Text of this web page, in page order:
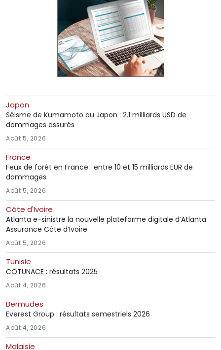
Japon
Séisme de Kumamoto au Japon : 2.1 milliards USD de
dommages assurés
Août 5, 2026
France
Feux de forêt en France : entre 10 et 15 milliards EUR de
dommages
Août 5, 2026
Côte d'Ivoire
Atlanta e-sinistre la nouvelle plateforme digitale d’Atlanta
Assurance Côte d’Ivoire
Août 5, 2026
Tunisie
COTUNACE : résultats 2025
Août 4, 2026
Bermudes
Everest Group : résultats semestriels 2026
Août 4, 2026
Malaisie